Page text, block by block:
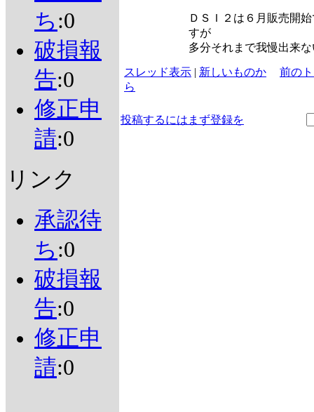
ち :0
破損報
告:0
修正申
請:0
リンク
承認待
ち :0
破損報
告:0
修正申
請:0
ＤＳＩ２は６月販売開
すが
多分それまで我慢出来
スレッド表示 | 新しいものか
ら
前の
投稿するにはまず登録を